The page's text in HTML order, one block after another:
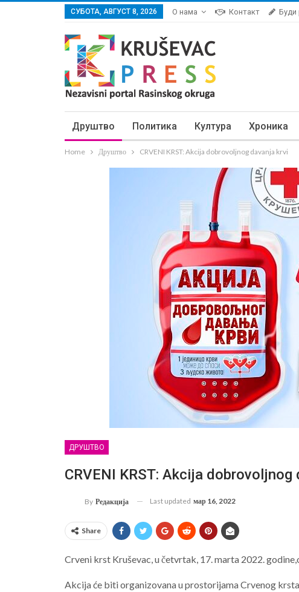
СУБОТА, АВГУСТ 8, 2026 О нама Контакт Буди
Друштво Политика Култура Хроника
Home Друштво CRVENI KRST: Akcija dobrovoljnog davanja krvi
ДРУШТВО
CRVENI KRST: Akcija dobrovoljnog
By Редакција Last updated мар 16, 2022
Share
Crveni krst Kruševac, u četvrtak, 17. marta 2022.
Akcija će biti organizovana u prostorijama Crvenog